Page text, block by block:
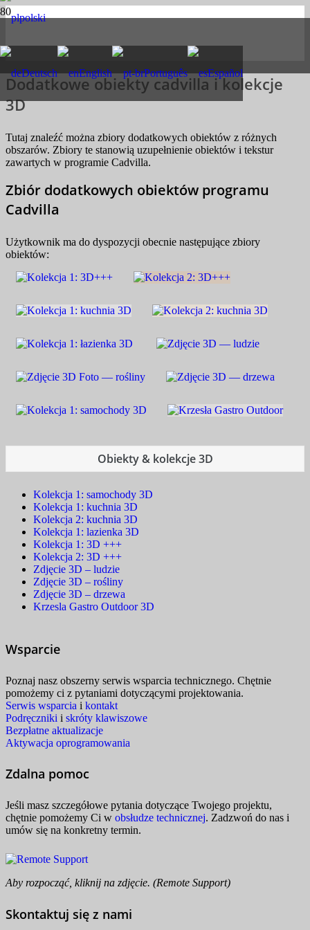
polski
Deutsch English Português Español
Dodatkowe obiekty cadvilla i kolekcje
3D
Tutaj znaleźć można zbiory dodatkowych obiektów z różnych
obszarów. Zbiory te stanowią uzupełnienie obiektów i tekstur
zawartych w programie Cadvilla.
Zbiór dodatkowych obiektów programu
Cadvilla
Użytkownik ma do dyspozycji obecnie następujące zbiory
obiektów:
Obiekty & kolekcje 3D
Kolekcja 1: samochody 3D
Kolekcja 1: kuchnia 3D
Kolekcja 2: kuchnia 3D
Kolekcja 1: lazienka 3D
Kolekcja 1: 3D +++
Kolekcja 2: 3D +++
Zdjęcie 3D – ludzie
Zdjęcie 3D – rośliny
Zdjęcie 3D – drzewa
Krzesla Gastro Outdoor 3D
Wsparcie
Poznaj nasz obszerny serwis wsparcia technicznego. Chętnie
pomożemy ci z pytaniami dotyczącymi projektowania.
Serwis wsparcia i kontakt
Podręczniki i skróty klawiszowe
Bezpłatne aktualizacje
Aktywacja oprogramowania
Zdalna pomoc
Jeśli masz szczegółowe pytania dotyczące Twojego projektu,
chętnie pomożemy Ci w obsłudze technicznej. Zadzwoń do nas i
umów się na konkretny termin.
Aby rozpocząć, kliknij na zdjęcie. (Remote Support)
Skontaktuj się z nami